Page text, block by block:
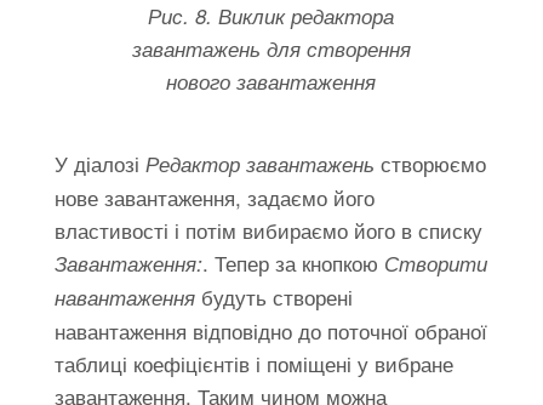
Рис. 8. Виклик редактора
завантажень для створення
нового завантаження
У діалозі Редактор завантажень створюємо
нове завантаження, задаємо його
властивості і потім вибираємо його в списку
Завантаження:. Тепер за кнопкою Створити
навантаження будуть створені
навантаження відповідно до поточної обраної
таблиці коефіцієнтів і поміщені у вибране
завантаження. Таким чином можна